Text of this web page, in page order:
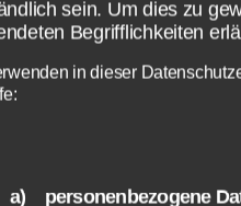
Moderator Steven
Buschmann vor Ort.
der Zuschauer
Dies dauert in
ersten Spiel kommt.
sein. Um dies zu
Begrifflichkeiten
in dieser
a) personenbezogene